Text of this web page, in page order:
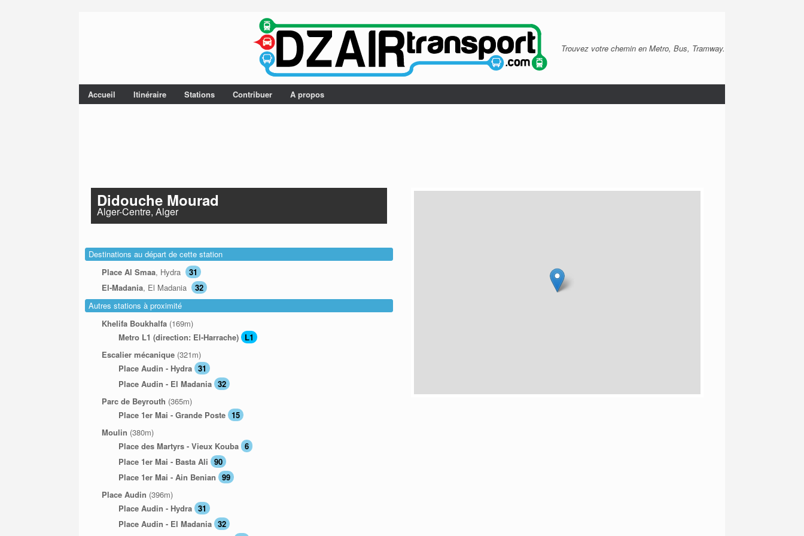
Trouvez votre chemin en Metro, Bus, Tramway.
Accueil Itinéraire Stations Contribuer A propos
Didouche Mourad
Alger-Centre, Alger
Destinations au départ de cette station
Place Al Smaa, Hydra
31
El-Madania, El Madania
32
Autres stations à proximité
Khelifa Boukhalfa (169m)
Metro L1 (direction: El-Harrache) L1
Escalier mécanique (321m)
Place Audin - Hydra 31
Place Audin - El Madania 32
Parc de Beyrouth (365m)
Place 1er Mai - Grande Poste 15
Moulin (380m)
Place des Martyrs - Vieux Kouba 6
Place 1er Mai - Basta Ali 90
Place 1er Mai - Ain Benian 99
Place Audin (396m)
Place Audin - Hydra 31
Place Audin - El Madania 32